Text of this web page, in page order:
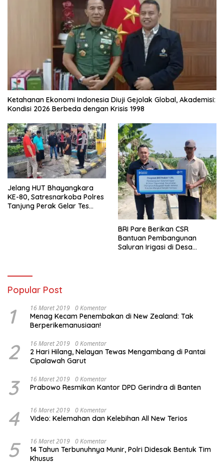
Ketahanan Ekonomi Indonesia Diuji Gejolak Global, Akademisi:
Kondisi 2026 Berbeda dengan Krisis 1998
Jelang HUT Bhayangkara
KE-80, Satresnarkoba Polres
Tanjung Perak Gelar Tes
BRI Pare Berikan CSR
Bantuan Pembangunan
Saluran Irigasi di Desa
Popular Post
1 16 Maret 2019 0 Komentar
Menag Kecam Penembakan di New Zealand: Tak
Berperikemanusiaan!
2 16 Maret 2019 0 Komentar
2 Hari Hilang, Nelayan Tewas Mengambang di Pantai
Cipalawah Garut
3 16 Maret 2019 0 Komentar
Prabowo Resmikan Kantor DPD Gerindra di Banten
4 16 Maret 2019 0 Komentar
Video: Kelemahan dan Kelebihan All New Terios
5 16 Maret 2019 0 Komentar
14 Tahun Terbunuhnya Munir, Polri Didesak Bentuk Tim
Khusus